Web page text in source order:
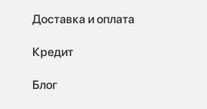
Доставка и оплата
Кредит
Блог